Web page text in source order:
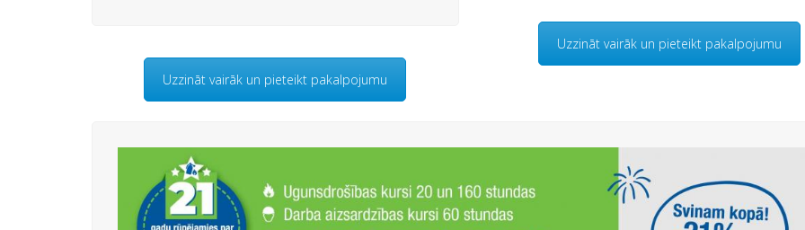
Uzzināt vairāk un pieteikt pakalpojumu
Uzzināt vairāk un pieteikt pakalpojumu